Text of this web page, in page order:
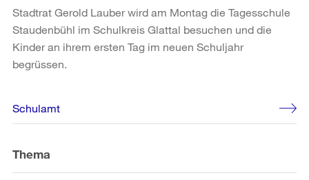
Stadtrat Gerold Lauber wird am Montag die Tagesschule
Staudenbühl im Schulkreis Glattal besuchen und die
Kinder an ihrem ersten Tag im neuen Schuljahr
begrüssen.
Weitere
Informationen
Schulamt
Thema